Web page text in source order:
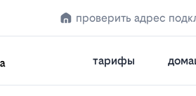
проверить адрес
тарифы